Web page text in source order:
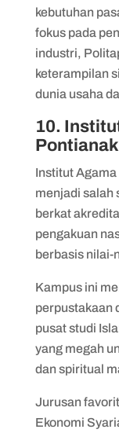
kebutuhan
fokus pada
industri,
keterampilan
dunia usaha
10.
Pontianak
Institut
menjadi salah
berkat
pengakuan
berbasis nilai-
Kampus ini
perpustakaan
pusat studi
yang megah
dan spiritual
Jurusan
Ekonomi